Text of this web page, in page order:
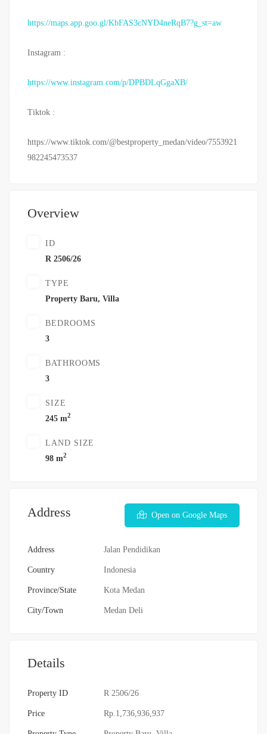
https://maps.app.goo.gl/KbFAS3cNYD4neRqB7?g_st=aw
Instagram :
https://www.instagram.com/p/DPBDLqGgaXB/
Tiktok :
https://www.tiktok.com/@bestproperty_medan/video/7553921
982245473537
Overview
ID
R 2506/26
TYPE
Property Baru, Villa
BEDROOMS
3
BATHROOMS
3
SIZE
245 m2
LAND SIZE
98 m2
Address Open on Google Maps
Address Jalan Pendidikan
Country Indonesia
Province/State Kota Medan
City/Town Medan Deli
Details
Property ID R 2506/26
Price Rp.1,736,936,937